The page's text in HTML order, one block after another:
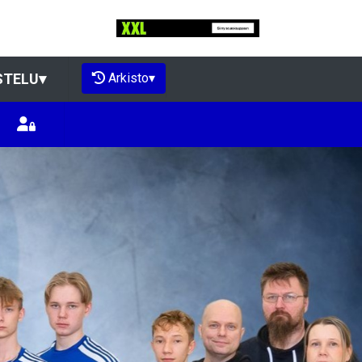
▾ Arkisto▾